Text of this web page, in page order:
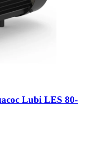
Lubi LES 80-